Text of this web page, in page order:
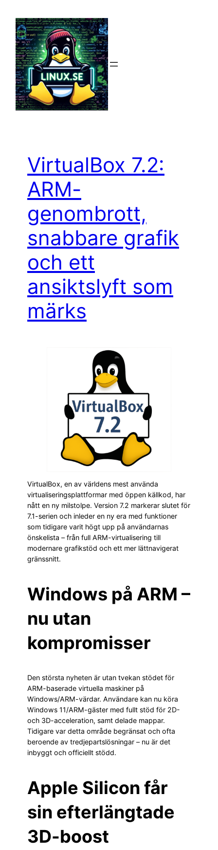
innehåll
VirtualBox 7.2:
ARM-
genombrott,
snabbare grafik
och ett
ansiktslyft som
märks
VirtualBox, en av världens mest använda
virtualiseringsplattformar med öppen källkod, har
nått en ny milstolpe. Version 7.2 markerar slutet för
7.1-serien och inleder en ny era med funktioner
som tidigare varit högt upp på användarnas
önskelista – från full ARM-virtualisering till
modernare grafikstöd och ett mer lättnavigerat
gränssnitt.
Windows på ARM –
nu utan
kompromisser
Den största nyheten är utan tvekan stödet för
ARM-baserade virtuella maskiner på
Windows/ARM-värdar. Användare kan nu köra
Windows 11/ARM-gäster med fullt stöd för 2D-
och 3D-acceleration, samt delade mappar.
Tidigare var detta område begränsat och ofta
beroende av tredjepartslösningar – nu är det
inbyggt och officiellt stödd.
Apple Silicon får
sin efterlängtade
3D-boost